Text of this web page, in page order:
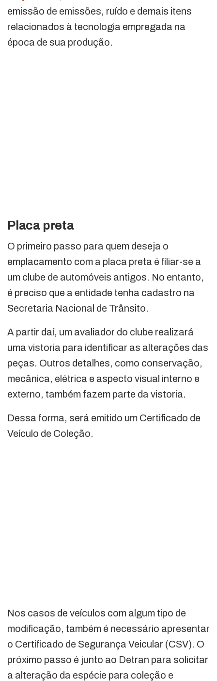
emissão de emissões, ruído e demais itens
relacionados à tecnologia empregada na
época de sua produção.
Placa preta
O primeiro passo para quem deseja o
emplacamento com a placa preta é filiar-se a
um clube de automóveis antigos. No entanto,
é preciso que a entidade tenha cadastro na
Secretaria Nacional de Trânsito.
A partir daí, um avaliador do clube realizará
uma vistoria para identificar as alterações das
peças. Outros detalhes, como conservação,
mecânica, elétrica e aspecto visual interno e
externo, também fazem parte da vistoria.
Dessa forma, será emitido um Certificado de
Veículo de Coleção.
Nos casos de veículos com algum tipo de
modificação, também é necessário apresentar
o Certificado de Segurança Veicular (CSV). O
próximo passo é junto ao Detran para solicitar
a alteração da espécie para coleção e